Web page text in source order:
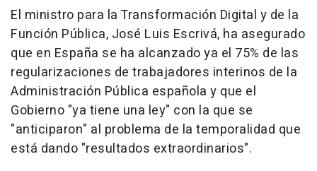
El ministro para la Transformación Digital y de la
Función Pública, José Luis Escrivá, ha asegurado
que en España se ha alcanzado ya el 75% de las
regularizaciones de trabajadores interinos de la
Administración Pública española y que el
Gobierno "ya tiene una ley" con la que se
"anticiparon" al problema de la temporalidad que
está dando "resultados extraordinarios".